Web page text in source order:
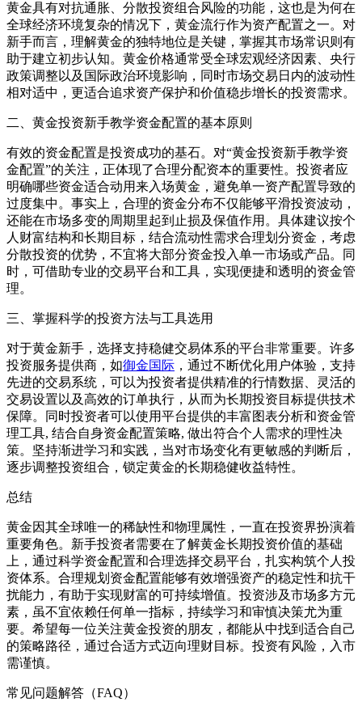
黄金具有对抗通胀、分散投资组合风险的功能，这也是为何在
全球经济环境复杂的情况下，黄金流行作为资产配置之一。对
新手而言，理解黄金的独特地位是关键，掌握其市场常识则有
助于建立初步认知。黄金价格通常受全球宏观经济因素、央行
政策调整以及国际政治环境影响，同时市场交易日内的波动性
相对适中，更适合追求资产保护和价值稳步增长的投资需求。
二、黄金投资新手教学资金配置的基本原则
有效的资金配置是投资成功的基石。对“黄金投资新手教学资
金配置”的关注，正体现了合理分配资本的重要性。投资者应
明确哪些资金适合动用来入场黄金，避免单一资产配置导致的
过度集中。事实上，合理的资金分布不仅能够平滑投资波动，
还能在市场多变的周期里起到止损及保值作用。具体建议按个
人财富结构和长期目标，结合流动性需求合理划分资金，考虑
分散投资的优势，不宜将大部分资金投入单一市场或产品。同
时，可借助专业的交易平台和工具，实现便捷和透明的资金管
理。
三、掌握科学的投资方法与工具选用
对于黄金新手，选择支持稳健交易体系的平台非常重要。许多
投资服务提供商，如御金国际 ，通过不断优化用户体验，支持
先进的交易系统，可以为投资者提供精准的行情数据、灵活的
交易设置以及高效的订单执行，从而为长期投资目标提供技术
保障。同时投资者可以使用平台提供的丰富图表分析和资金管
理工具, 结合自身资金配置策略, 做出符合个人需求的理性决
策。坚持渐进学习和实践，当对市场变化有更敏感的判断后，
逐步调整投资组合，锁定黄金的长期稳健收益特性。
总结
黄金因其全球唯一的稀缺性和物理属性，一直在投资界扮演着
重要角色。新手投资者需要在了解黄金长期投资价值的基础
上，通过科学资金配置和合理选择交易平台，扎实构筑个人投
资体系。合理规划资金配置能够有效增强资产的稳定性和抗干
扰能力，有助于实现财富的可持续增值。投资涉及市场多方元
素，虽不宜依赖任何单一指标，持续学习和审慎决策尤为重
要。希望每一位关注黄金投资的朋友，都能从中找到适合自己
的策略路径，通过合适方式迈向理财目标。投资有风险，入市
需谨慎。
常见问题解答（FAQ）